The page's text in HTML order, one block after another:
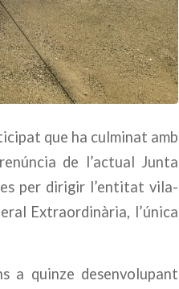
que ha culminat amb
de l’actual Junta
per dirigir l’entitat vila-
Extraordinària, l’única
a quinze desenvolupant